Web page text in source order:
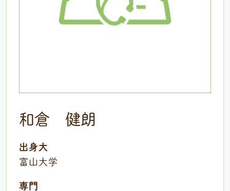
和倉 健朗
出身大
富山大学
専門